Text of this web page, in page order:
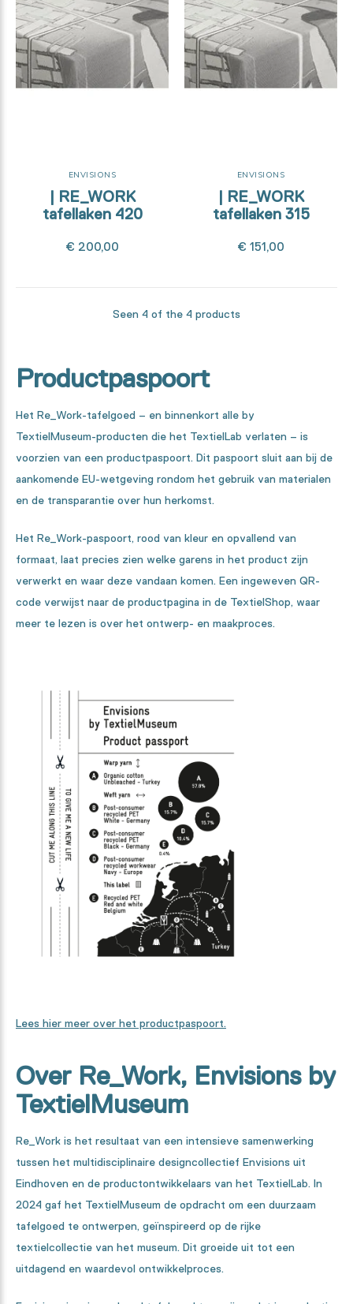
ENVISIONS
| RE_WORK
tafellaken 420
€ 200,00
ENVISIONS
| RE_WORK
tafellaken 315
€ 151,00
Seen 4 of the 4 products
Productpaspoort
Het Re_Work-tafelgoed – en binnenkort alle by
TextielMuseum-producten die het TextielLab verlaten – is
voorzien van een productpaspoort. Dit paspoort sluit aan bij de
aankomende EU-wetgeving rondom het gebruik van materialen
en de transparantie over hun herkomst.
Het Re_Work-paspoort, rood van kleur en opvallend van
formaat, laat precies zien welke garens in het product zijn
verwerkt en waar deze vandaan komen. Een ingeweven QR-
code verwijst naar de productpagina in de TextielShop, waar
meer te lezen is over het ontwerp- en maakproces.
Lees hier meer over het productpaspoort.
Over Re_Work, Envisions by
TextielMuseum
Re_Work is het resultaat van een intensieve samenwerking
tussen het multidisciplinaire designcollectief Envisions uit
Eindhoven en de productontwikkelaars van het TextielLab. In
2024 gaf het TextielMuseum de opdracht om een duurzaam
tafelgoed te ontwerpen, geïnspireerd op de rijke
textielcollectie van het museum. Dit groeide uit tot een
uitdagend en waardevol ontwikkelproces.